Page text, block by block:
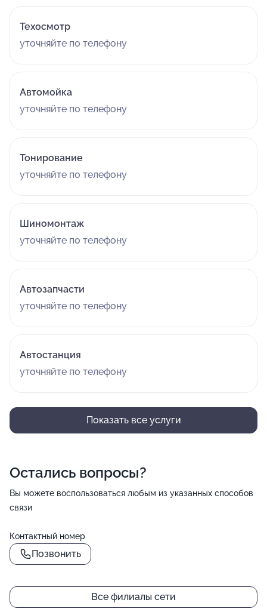
Техосмотр
уточняйте по телефону
Автомойка
уточняйте по телефону
Тонирование
уточняйте по телефону
Шиномонтаж
уточняйте по телефону
Автозапчасти
уточняйте по телефону
Автостанция
уточняйте по телефону
Показать все услуги
Остались вопросы?
Вы можете воспользоваться любым из указанных способов
связи
Контактный номер
Позвонить
Все филиалы сети